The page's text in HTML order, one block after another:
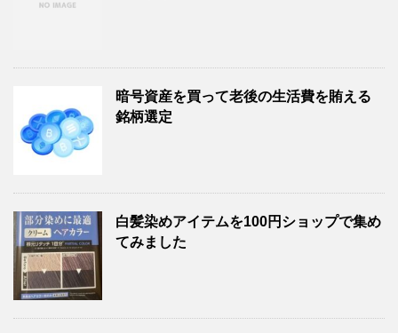
暗号資産を買って老後の生活費を賄える
銘柄選定
白髪染めアイテムを100円ショップで集め
てみました